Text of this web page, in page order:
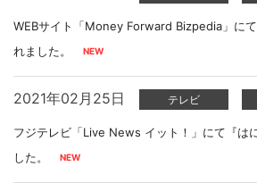
WEBサイト「Money Forward Bizpedia」に
れました。
2021年02月25日 テレビ
フジテレビ「Live News イット！」にて『は
した。